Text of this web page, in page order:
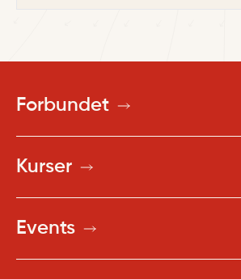
Forbundet
Kurser
Events